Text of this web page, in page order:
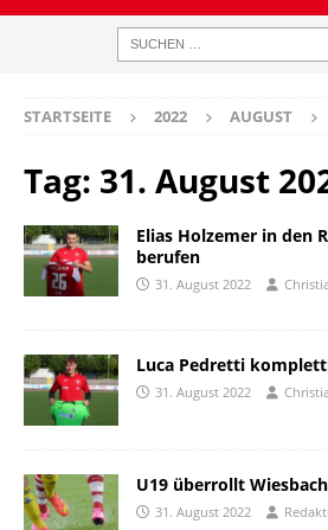
STARTSEITE 2022 AUGUST
Tag: 31. August
Elias Holzemer in den
berufen
31. August 2022
Luca Pedretti
31. August 2022
U19 überrollt
31. August 2022